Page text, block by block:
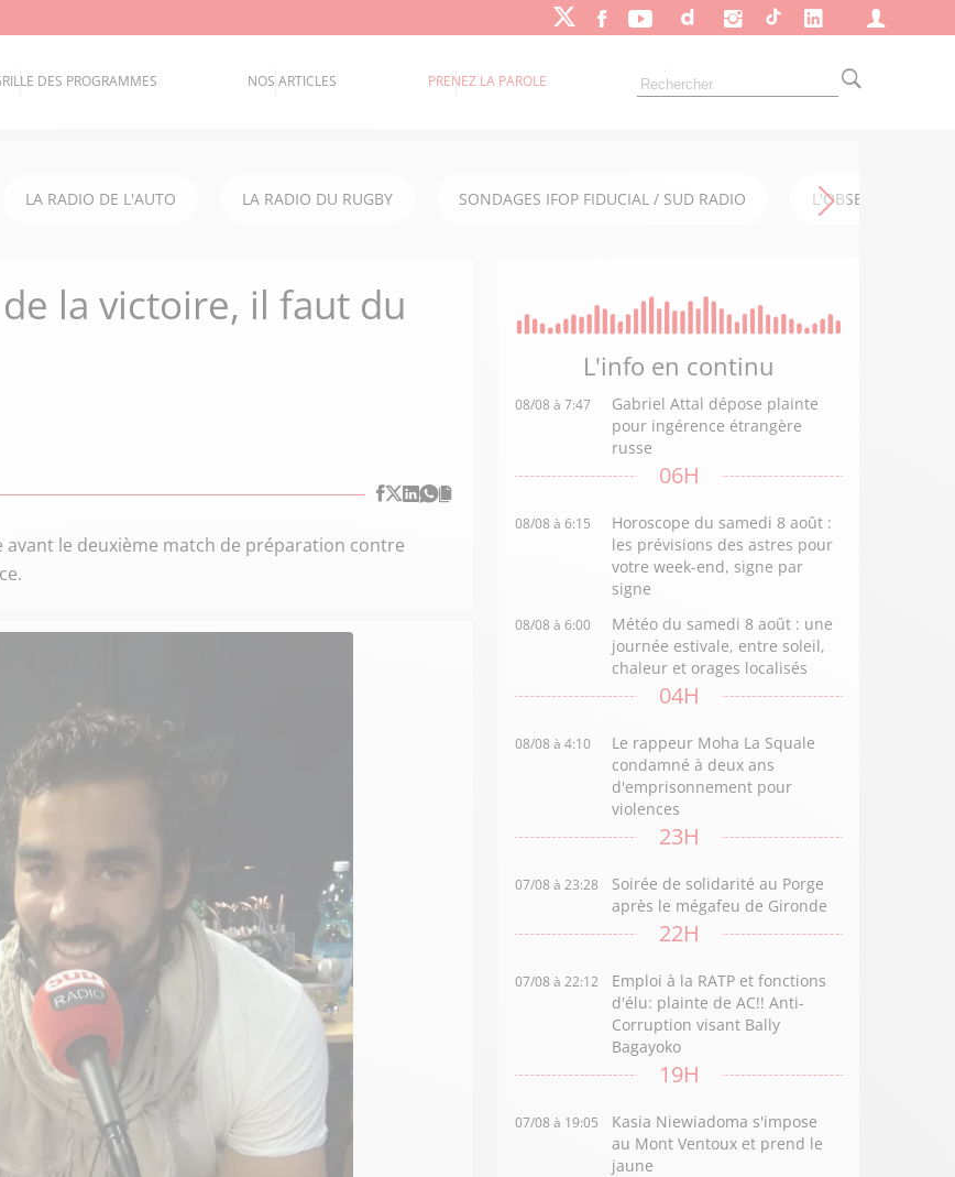
DES PROGRAMMES NOS ARTICLES PRENEZ LA PAROLE
LA RADIO DE L'AUTO LA RADIO DU RUGBY SONDAGES IFOP FIDUCIAL / SUD RADIO L'OBSERVATOIRE
la victoire, il faut du
avant le deuxième match de préparation contre
L'info en continu
08/08 à 7:47
Gabriel Attal dépose plainte
pour ingérence étrangère
russe
06H
08/08 à 6:15
Horoscope du samedi 8 août :
les prévisions des astres pour
votre week-end, signe par
signe
08/08 à 6:00
Météo du samedi 8 août : une
journée estivale, entre soleil,
chaleur et orages localisés
04H
08/08 à 4:10
Le rappeur Moha La Squale
condamné à deux ans
d'emprisonnement pour
violences
23H
07/08 à 23:28
Soirée de solidarité au Porge
après le mégafeu de Gironde
22H
07/08 à 22:12
Emploi à la RATP et fonctions
d'élu: plainte de AC!! Anti-
Corruption visant Bally
Bagayoko
19H
07/08 à 19:05
Kasia Niewiadoma s'impose
au Mont Ventoux et prend le
jaune